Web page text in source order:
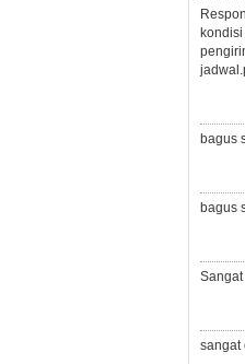
bagus
bagus
sangat